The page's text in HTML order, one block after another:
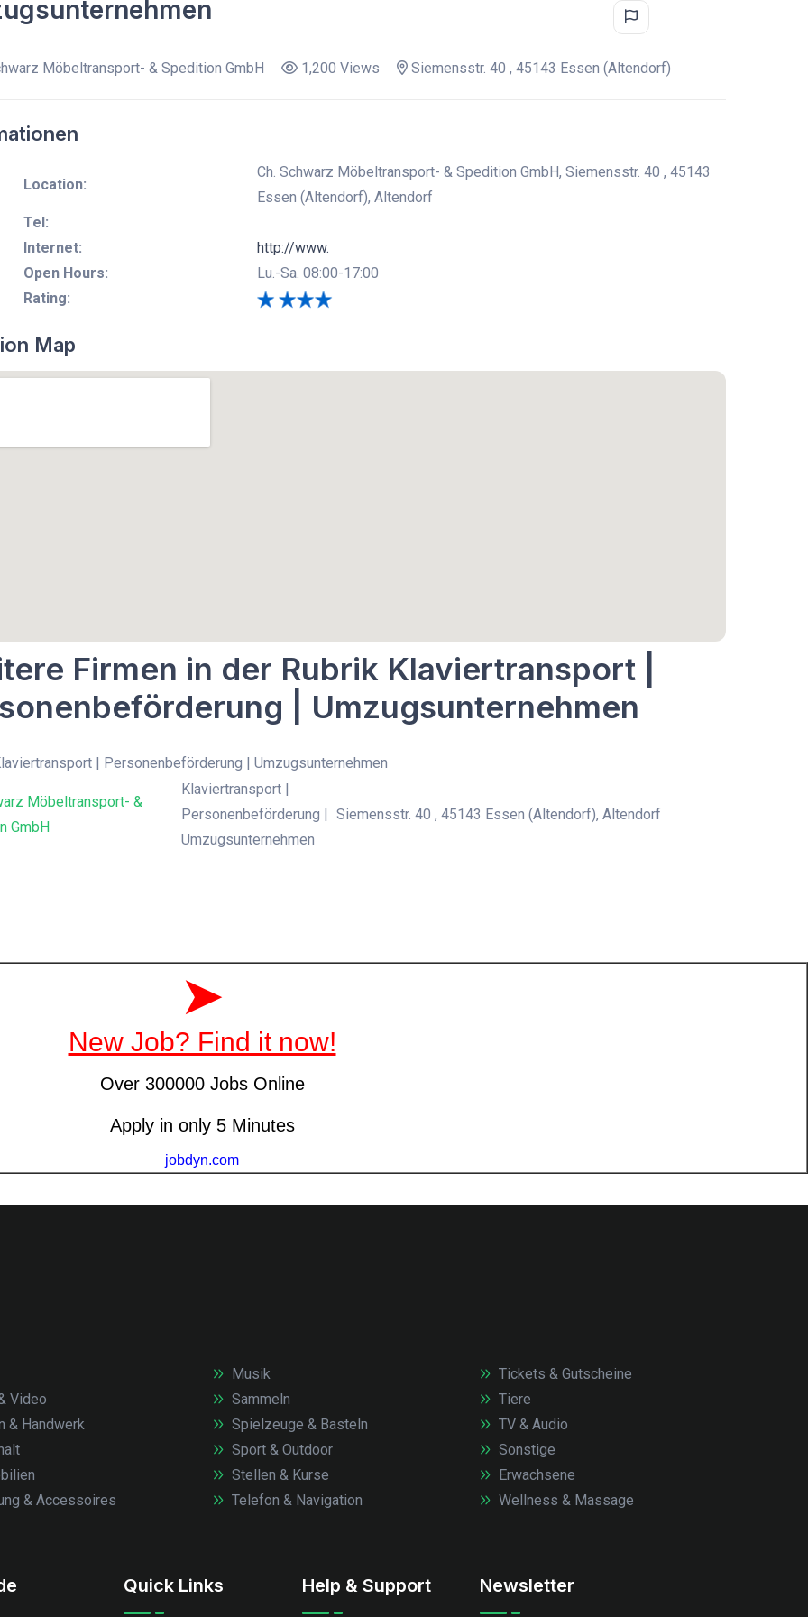
Möbeltransport- & Spedition GmbH 1,200 Views Siemensstr. 40 , 45143 Essen (Altendorf)
Location:
Ch. Schwarz Möbeltransport- & Spedition GmbH, Siemensstr. 40 , 45143
Essen (Altendorf), Altendorf
Tel:
Internet:
http://www.
Open Hours:
Lu.-Sa. 08:00-17:00
Rating:
Map
Firmen in der Rubrik Klaviertransport |
| Umzugsunternehmen
| Personenbeförderung | Umzugsunternehmen
Möbeltransport- &
GmbH
Klaviertransport |
Personenbeförderung |
Umzugsunternehmen
Siemensstr. 40 , 45143 Essen (Altendorf), Altendorf
Video
& Handwerk
& Accessoires
Musik
Sammeln
Spielzeuge & Basteln
Sport & Outdoor
Stellen & Kurse
Telefon & Navigation
Tickets & Gutscheine
Tiere
TV & Audio
Sonstige
Erwachsene
Wellness & Massage
Quick Links Help & Support Newsletter